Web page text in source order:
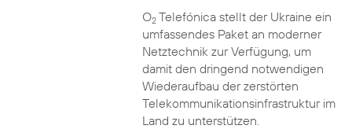
O2Telefónica stellt der Ukraine ein
umfassendes Paket an moderner
Netztechnik zur Verfügung, um
damit den dringend notwendigen
Wiederaufbau der zerstörten
Telekommunikationsinfrastruktur im
Land zu unterstützen.